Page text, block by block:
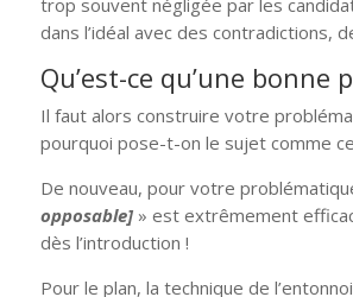
dans l’idéal avec des contradictions,
Qu’est-ce qu’une bonne
Il faut alors construire votre
pourquoi pose-t-on le sujet comme
De nouveau, pour votre
opposable]» est extrêmement
dès l’introduction !
Pour le plan, la technique de